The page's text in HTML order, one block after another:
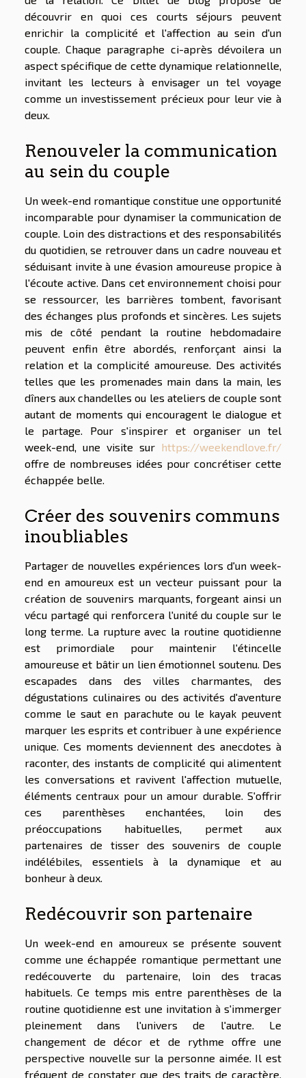
découvrir en quoi ces courts séjours peuvent
enrichir la complicité et l'affection au sein d'un
couple. Chaque paragraphe ci-après dévoilera un
aspect spécifique de cette dynamique relationnelle,
invitant les lecteurs à envisager un tel voyage
comme un investissement précieux pour leur vie à
deux.
Renouveler la communication
au sein du couple
Un week-end romantique constitue une opportunité
incomparable pour dynamiser la communication de
couple. Loin des distractions et des responsabilités
du quotidien, se retrouver dans un cadre nouveau et
séduisant invite à une évasion amoureuse propice à
l'écoute active. Dans cet environnement choisi pour
se ressourcer, les barrières tombent, favorisant
des échanges plus profonds et sincères. Les sujets
mis de côté pendant la routine hebdomadaire
peuvent enfin être abordés, renforçant ainsi la
relation et la complicité amoureuse. Des activités
telles que les promenades main dans la main, les
dîners aux chandelles ou les ateliers de couple sont
autant de moments qui encouragent le dialogue et
le partage. Pour s'inspirer et organiser un tel
week-end, une visite sur https://weekendlove.fr/
offre de nombreuses idées pour concrétiser cette
échappée belle.
Créer des souvenirs communs
inoubliables
Partager de nouvelles expériences lors d'un week-
end en amoureux est un vecteur puissant pour la
création de souvenirs marquants, forgeant ainsi un
vécu partagé qui renforcera l'unité du couple sur le
long terme. La rupture avec la routine quotidienne
est primordiale pour maintenir l'étincelle
amoureuse et bâtir un lien émotionnel soutenu. Des
escapades dans des villes charmantes, des
dégustations culinaires ou des activités d'aventure
comme le saut en parachute ou le kayak peuvent
marquer les esprits et contribuer à une expérience
unique. Ces moments deviennent des anecdotes à
raconter, des instants de complicité qui alimentent
les conversations et ravivent l'affection mutuelle,
éléments centraux pour un amour durable. S'offrir
ces parenthèses enchantées, loin des
préoccupations habituelles, permet aux
partenaires de tisser des souvenirs de couple
indélébiles, essentiels à la dynamique et au
bonheur à deux.
Redécouvrir son partenaire
Un week-end en amoureux se présente souvent
comme une échappée romantique permettant une
redécouverte du partenaire, loin des tracas
habituels. Ce temps mis entre parenthèses de la
routine quotidienne est une invitation à s'immerger
pleinement dans l'univers de l'autre. Le
changement de décor et de rythme offre une
perspective nouvelle sur la personne aimée. Il est
fréquent de constater que des traits de caractère,